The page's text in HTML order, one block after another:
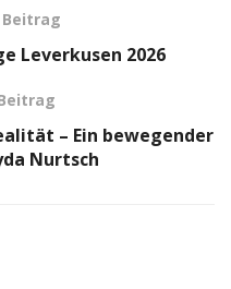
Leverkusen 2026
– Ein bewegender
Nurtsch